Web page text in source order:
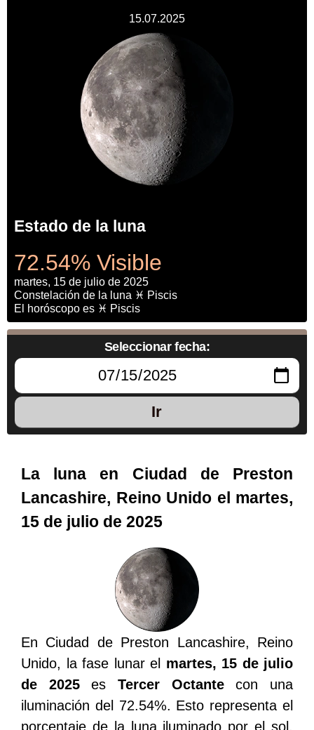
15.07.2025
Estado de la luna
72.54% Visible
martes, 15 de julio de 2025
Constelación de la luna ♓ Piscis
El horóscopo es ♓ Piscis
Seleccionar fecha:
Ir
La luna en Ciudad de Preston
Lancashire, Reino Unido el martes,
15 de julio de 2025
En Ciudad de Preston Lancashire, Reino
Unido, la fase lunar el martes, 15 de julio
de 2025esTercer Octantecon una
iluminación del 72.54%. Esto representa el
porcentaje de la luna iluminado por el sol.